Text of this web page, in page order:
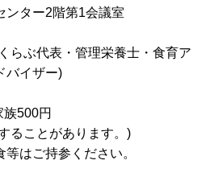
ター2階第1会議室
らぶ代表・管理栄養士・食育ア
バイザー)
500円
ることがあります。)
はご持参ください。